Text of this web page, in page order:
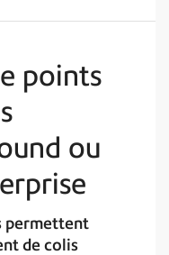
points
ou
permettent
de colis